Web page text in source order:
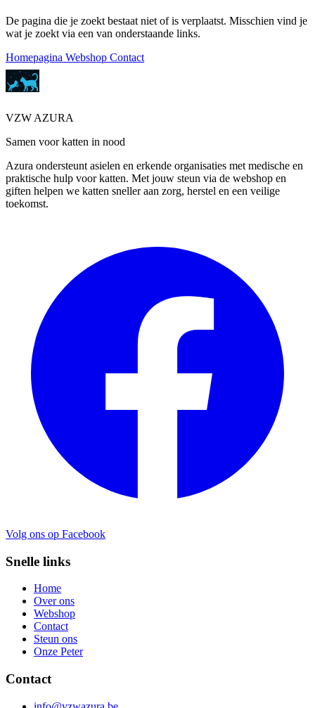
De pagina die je zoekt bestaat niet of is verplaatst. Misschien vind je
wat je zoekt via een van onderstaande links.
Homepagina Webshop Contact
VZW AZURA
Samen voor katten in nood
Azura ondersteunt asielen en erkende organisaties met medische en
praktische hulp voor katten. Met jouw steun via de webshop en
giften helpen we katten sneller aan zorg, herstel en een veilige
toekomst.
Volg ons op Facebook
Snelle links
Home
Over ons
Webshop
Contact
Steun ons
Onze Peter
Contact